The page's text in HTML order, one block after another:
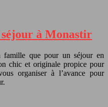
à Monastir
famille que pour un séjour en
chic et originale propice pour
organiser à l’avance pour